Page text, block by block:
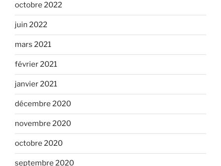
octobre 2022
juin 2022
mars 2021
février 2021
janvier 2021
décembre 2020
novembre 2020
octobre 2020
septembre 2020